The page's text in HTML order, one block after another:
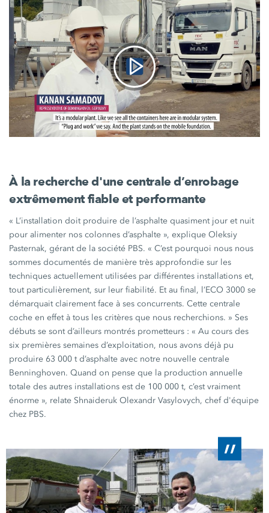
À la recherche d'une centrale d’enrobage
extrêmement fiable et performante
« L’installation doit produire de l’asphalte quasiment jour et nuit
pour alimenter nos colonnesd’asphalte », explique Oleksiy
Pasternak, gérant de la société PBS. « C’estpourquoi nous nous
sommes documentés de manière très approfondie sur les
techniques actuellement utilisées par différentes installations et,
tout particulièrement, sur leur fiabilité. Et au final, l’ECO 3000 se
démarquait clairement face à ses concurrents. Cette centrale
coche en effet à tous les critères que nous recherchions. » Ses
débuts se sont d’ailleurs montrés prometteurs : « Au cours des
six premières semaines d’exploitation, nous avons déjà pu
produire 63 000 td’asphalte avec notre nouvelle centrale
Benninghoven. Quand on pense que la production annuelle
totale des autres installations est de 100 000 t, c’est vraiment
énorme », relate Shnaideruk Olexandr Vasylovych, chef d'équipe
chez PBS.